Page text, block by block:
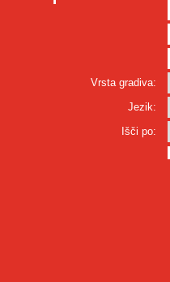
Vrsta gradiva:
Jezik:
Išči po: